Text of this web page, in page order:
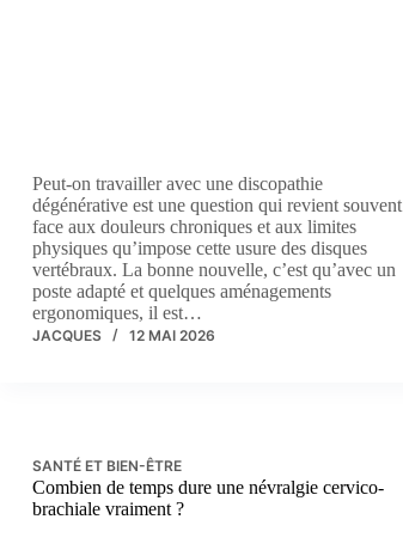
Peut-on travailler avec une discopathie
dégénérative est une question qui revient souvent
face aux douleurs chroniques et aux limites
physiques qu’impose cette usure des disques
vertébraux. La bonne nouvelle, c’est qu’avec un
poste adapté et quelques aménagements
ergonomiques, il est…
JACQUES 12 MAI 2026
SANTÉ ET BIEN-ÊTRE
Combien de temps dure une névralgie cervico-
brachiale vraiment ?